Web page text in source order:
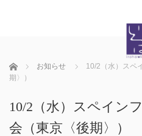
ホーム お知らせ
10/2（水）スペ
期〉）
10/2（水）スペイン
会（東京〈後期〉）